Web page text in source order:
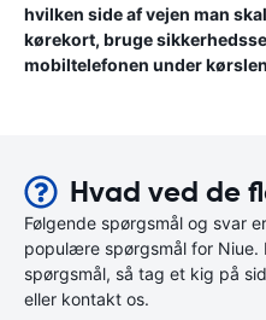
hvilken side af vejen man
kørekort, bruge
mobiltelefonen under
Hvad ved de
Følgende spørgsmål og svar
populære spørgsmål for
spørgsmål, så tag et kig på
eller kontakt os.